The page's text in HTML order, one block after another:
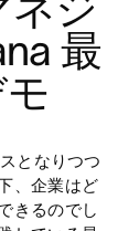
最
となりつつ
、企業はど
きるのでし